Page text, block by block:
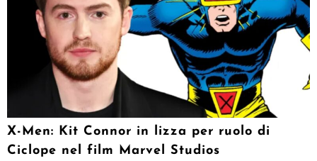
X-Men: Kit Connor in lizza per ruolo di
Ciclope nel film Marvel Studios